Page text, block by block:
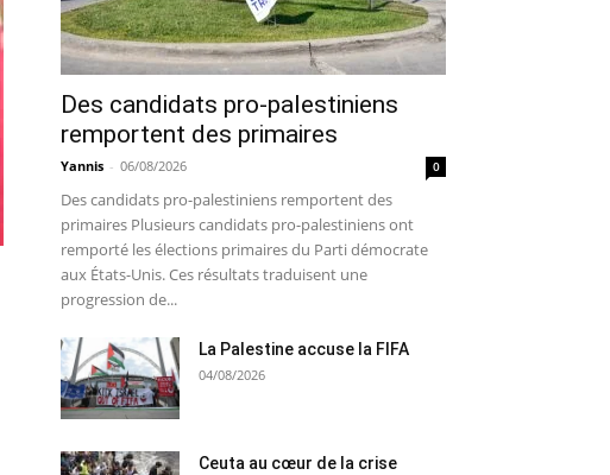
Des candidats pro-palestiniens
remportent des primaires
Yannis - 06/08/2026 0
Des candidats pro-palestiniens remportent des
primaires Plusieurs candidats pro-palestiniens ont
remporté les élections primaires du Parti démocrate
aux États-Unis. Ces résultats traduisent une
progression de...
La Palestine accuse la FIFA
04/08/2026
Ceuta au cœur de la crise